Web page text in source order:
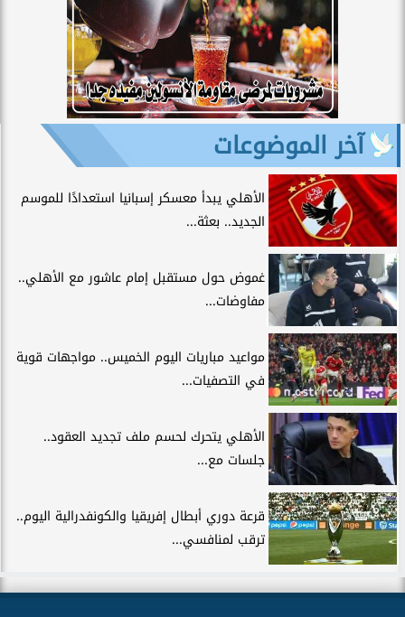
آخر الموضوعات
الأهلي يبدأ معسكر إسبانيا استعدادًا للموسم
الجديد.. بعثة...
غموض حول مستقبل إمام عاشور مع الأهلي..
مفاوضات...
مواعيد مباريات اليوم الخميس.. مواجهات قوية
في التصفيات...
الأهلي يتحرك لحسم ملف تجديد العقود..
جلسات مع...
قرعة دوري أبطال إفريقيا والكونفدرالية اليوم..
ترقب لمنافسي...